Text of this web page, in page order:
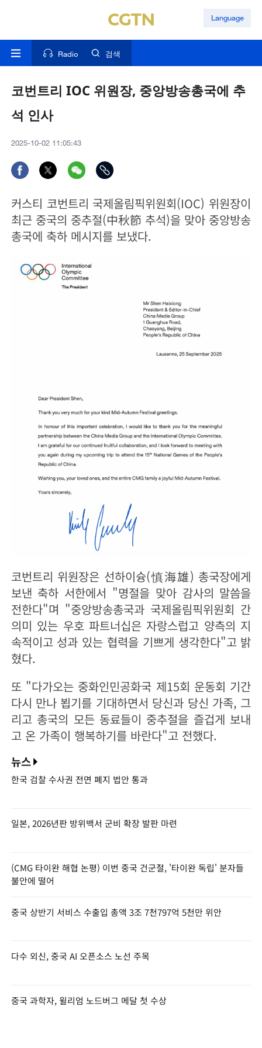
Language
Radio 검색
코번트리 IOC 위원장, 중앙방송총국에 추
석 인사
2025-10-02 11:05:43
커스티 코번트리 국제올림픽위원회(IOC) 위원장이
최근 중국의 중추절(中秋節 추석)을 맞아 중앙방송
총국에 축하 메시지를 보냈다.
코번트리 위원장은 선하이슝(慎海雄) 총국장에게
보낸 축하 서한에서 "명절을 맞아 감사의 말씀을
전한다"며 "중앙방송총국과 국제올림픽위원회 간
의미 있는 우호 파트너십은 자랑스럽고 양측의 지
속적이고 성과 있는 협력을 기쁘게 생각한다"고 밝
혔다.
또 "다가오는 중화인민공화국 제15회 운동회 기간
다시 만나 뵙기를 기대하면서 당신과 당신 가족, 그
리고 총국의 모든 동료들이 중추절을 즐겁게 보내
고 온 가족이 행복하기를 바란다"고 전했다.
뉴스
한국 검찰 수사권 전면 폐지 법안 통과
일본, 2026년판 방위백서 군비 확장 발판 마련
(CMG 타이완 해협 논평) 이번 중국 건군절, '타이완 독립' 분자들
불안에 떨어
중국 상반기 서비스 수출입 총액 3조 7천797억 5천만 위안
다수 외신, 중국 AI 오픈소스 노선 주목
중국 과학자, 윌리엄 노드버그 메달 첫 수상